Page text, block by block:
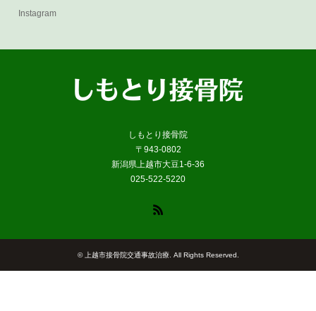
Instagram
しもとり接骨院
〒943-0802
新潟県上越市大豆1-6-36
025-522-5220
©上越市接骨院交通事故治療. All Rights Reserved.